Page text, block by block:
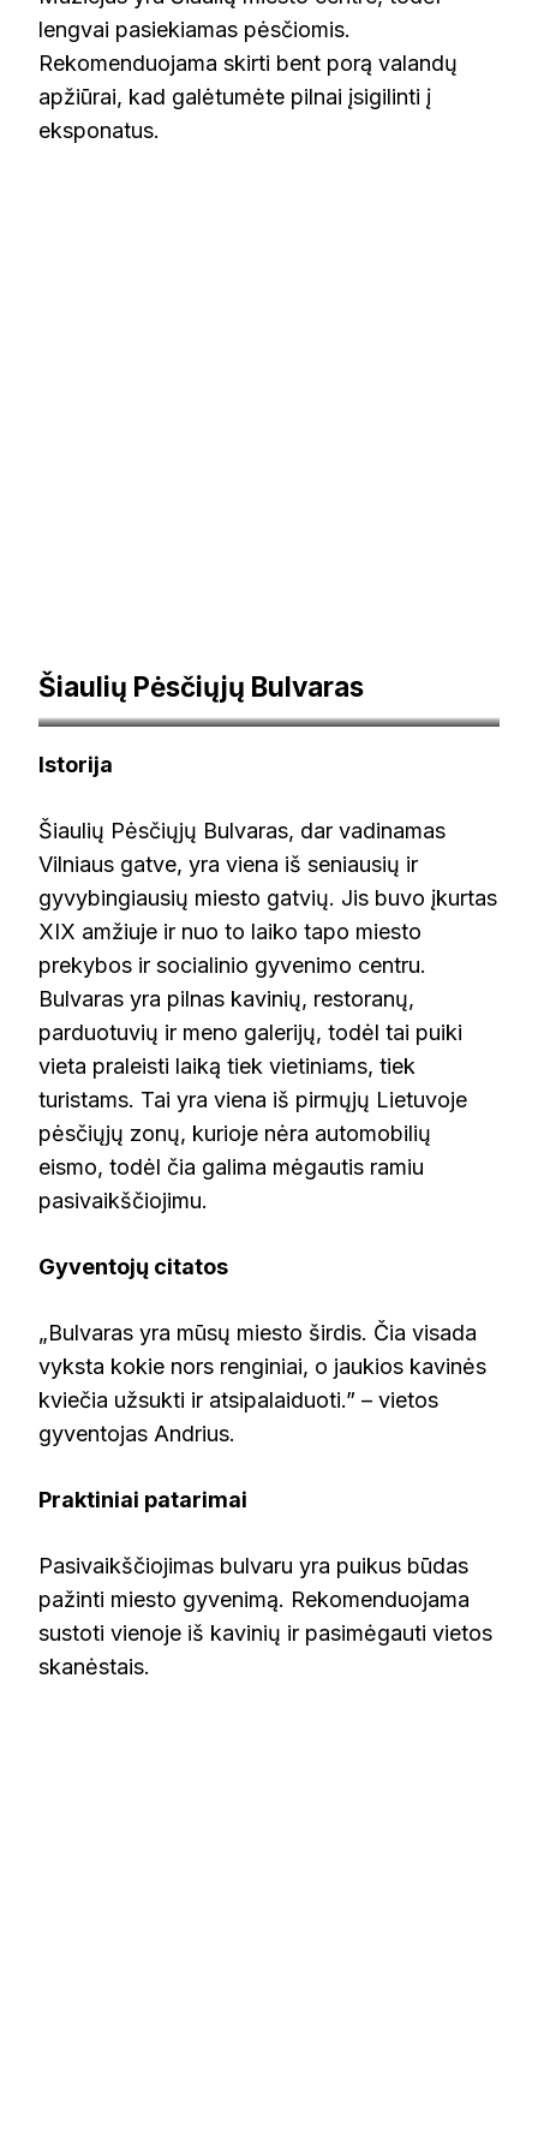
lengvai pasiekiamas pėsčiomis.
Rekomenduojama skirti bent porą valandų
apžiūrai, kad galėtumėte pilnai įsigilinti į
eksponatus.
Šiaulių Pėsčiųjų Bulvaras
Istorija
Šiaulių Pėsčiųjų Bulvaras, dar vadinamas
Vilniaus gatve, yra viena iš seniausių ir
gyvybingiausių miesto gatvių. Jis buvo įkurtas
XIX amžiuje ir nuo to laiko tapo miesto
prekybos ir socialinio gyvenimo centru.
Bulvaras yra pilnas kavinių, restoranų,
parduotuvių ir meno galerijų, todėl tai puiki
vieta praleisti laiką tiek vietiniams, tiek
turistams. Tai yra viena iš pirmųjų Lietuvoje
pėsčiųjų zonų, kurioje nėra automobilių
eismo, todėl čia galima mėgautis ramiu
pasivaikščiojimu.
Gyventojų citatos
„Bulvaras yra mūsų miesto širdis. Čia visada
vyksta kokie nors renginiai, o jaukios kavinės
kviečia užsukti ir atsipalaiduoti.” – vietos
gyventojas Andrius.
Praktiniai patarimai
Pasivaikščiojimas bulvaru yra puikus būdas
pažinti miesto gyvenimą. Rekomenduojama
sustoti vienoje iš kavinių ir pasimėgauti vietos
skanėstais.